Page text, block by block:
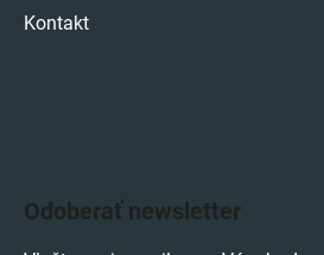
Kontakt
Odoberať newsletter